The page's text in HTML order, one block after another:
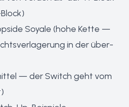
Soyale (hohe Kette —
in der über-
— der Switch geht vom